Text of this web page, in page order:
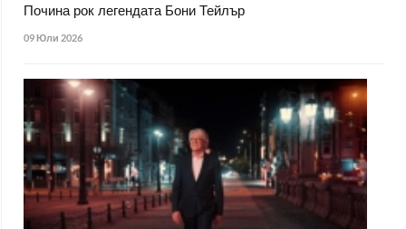
Почина рок легендата Бони Тейлър
09 Юли 2026